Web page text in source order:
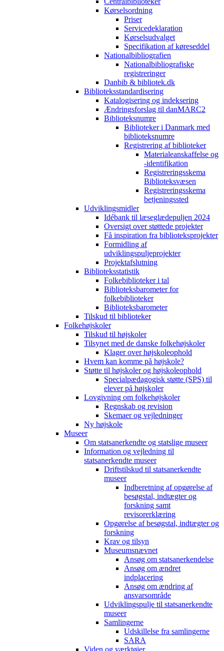
Kørselsordning
Priser
Servicedeklaration
Kørselsudvalget
Specifikation af køreseddel
Nationalbibliografien
Nationalbibliografiske
registreringer
Danbib & bibliotek.dk
Biblioteksstandardisering
Katalogisering og indeksering
Ændringsforslag til danMARC2
Biblioteksnumre
Biblioteker i Danmark med
biblioteksnumre
Registrering af biblioteker
Materialeanskaffelse og
-identifikation
Registreringsskema
Biblioteksvæsen
Registreringsskema
betjeningssted
Udviklingsmidler
Idébank til læseglædepuljen 2024
Oversigt over støttede projekter
Få inspiration fra biblioteksprojekter
Formidling af
udviklingspuljeprojekter
Projektafslutning
Biblioteksstatistik
Folkebiblioteker i tal
Biblioteksbarometer for
folkebiblioteker
Biblioteksbarometer
Tilskud til biblioteker
Folkehøjskoler
Tilskud til højskoler
Tilsynet med de danske folkehøjskoler
Klager over højskoleophold
Hvem kan komme på højskole?
Støtte til højskoler og højskoleophold
Specialpædagogisk støtte (SPS) til
elever på højskoler
Lovgivning om folkehøjskoler
Regnskab og revision
Skemaer og vejledninger
Ny højskole
Museer
Om statsanerkendte og statslige museer
Information og vejledning til
statsanerkendte museer
Driftstilskud til statsanerkendte
museer
Indberetning af opgørelse af
besøgstal, indtægter og
forskning samt
revisorerklæring
Opgørelse af besøgstal, indtægter og
forskning
Krav og tilsyn
Museumsnævnet
Ansøg om statsanerkendelse
Ansøg om ændret
indplacering
Ansøg om ændring af
ansvarsområde
Udviklingspulje til statsanerkendte
museer
Samlingerne
Udskillelse fra samlingerne
SARA
Viden og værktøjer